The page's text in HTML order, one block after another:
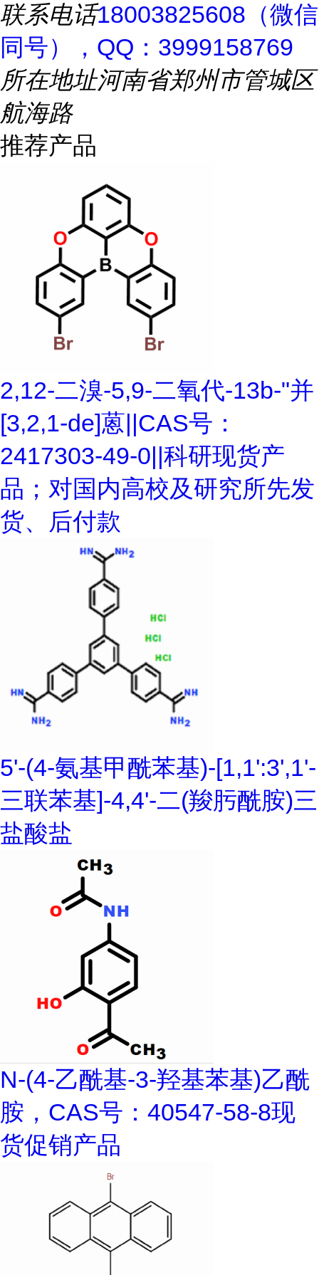
联系电话18003825608（微信
同号），QQ：3999158769
所在地址河南省郑州市管城区
航海路
推荐产品
2,12-二溴-5,9-二氧代-13b-"并
[3,2,1-de]蒽||CAS号：
2417303-49-0||科研现货产
品；对国内高校及研究所先发
货、后付款
5'-(4-氨基甲酰苯基)-[1,1':3',1'-
三联苯基]-4,4'-二(羧肟酰胺)三
盐酸盐
N-(4-乙酰基-3-羟基苯基)乙酰
胺，CAS号：40547-58-8现
货促销产品